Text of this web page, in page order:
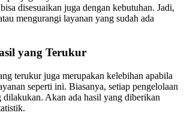
disesuaikan juga dengan kebutuhan. Jadi,
mengurangi layanan yang sudah ada
yang Terukur
terukur juga merupakan kelebihan apabila
seperti ini. Biasanya, setiap pengelolaan
dilakukan. Akan ada hasil yang diberikan